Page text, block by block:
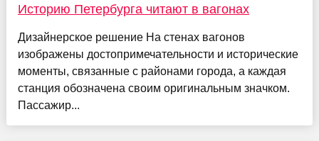
Историю Петербурга читают в вагонах
Дизайнерское решение На стенах вагонов
изображены достопримечательности и исторические
моменты, связанные с районами города, а каждая
станция обозначена своим оригинальным значком.
Пассажир...